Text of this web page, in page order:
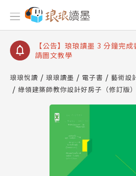
【公告】琅琅讀墨數位閱讀資
【公告】琅琅讀墨書櫃開通常
【公告】琅琅讀墨 3 分鐘完
請圖文教學
查詢
【公告】琅琅讀墨數位閱讀資
琅琅悅讀 琅琅讀墨 電子書 藝術設
綠領建築師教你設計好房子（修訂版）